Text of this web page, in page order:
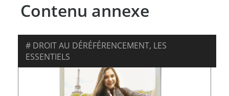
Contenu annexe
DROIT AU DÉRÉFÉRENCEMENT, LES
ESSENTIELS